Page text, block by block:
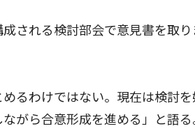
される検討部会で意見書を取
るわけではない。現在は検討
がら合意形成を進める」と語る